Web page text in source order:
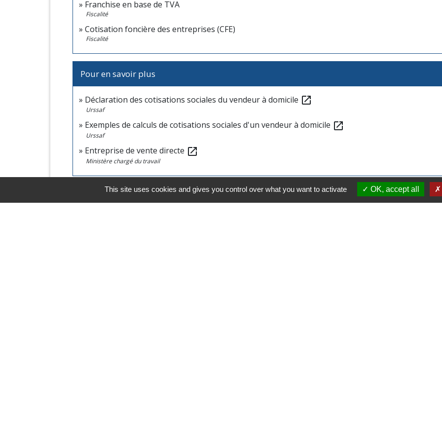
Franchise en base de TVA
Fiscalité
Cotisation foncière des entreprises (CFE)
Fiscalité
Pour en savoir plus
Déclaration des cotisations sociales du vendeur à domicile open_in_new
Urssaf
Exemples de calculs de cotisations sociales d'un vendeur à domicile open_in_new
Urssaf
Entreprise de vente directe open_in_new
Ministère chargé du travail
This site uses cookies and gives you control over what you want to activate OK, accept all